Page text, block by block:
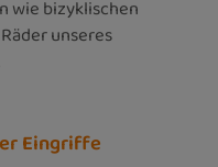
wie bizyklischen
unseres
Eingriffe